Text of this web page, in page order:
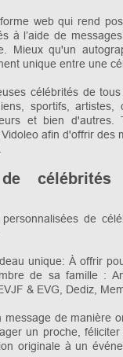
web qui rend
à l’aide de
Mieux qu'un
unique entre une
célébrités de
sportifs, artistes,
et bien d'autres.
afin d'offrir des
célébrités
de
unique: À offrir
de sa famille :
& EVG, Dediz,
message de manière
un proche,
originale à un